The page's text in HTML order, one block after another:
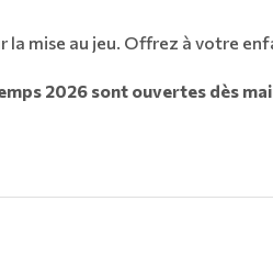
la mise au jeu. Offrez à votre
2026 sont ouvertes dès